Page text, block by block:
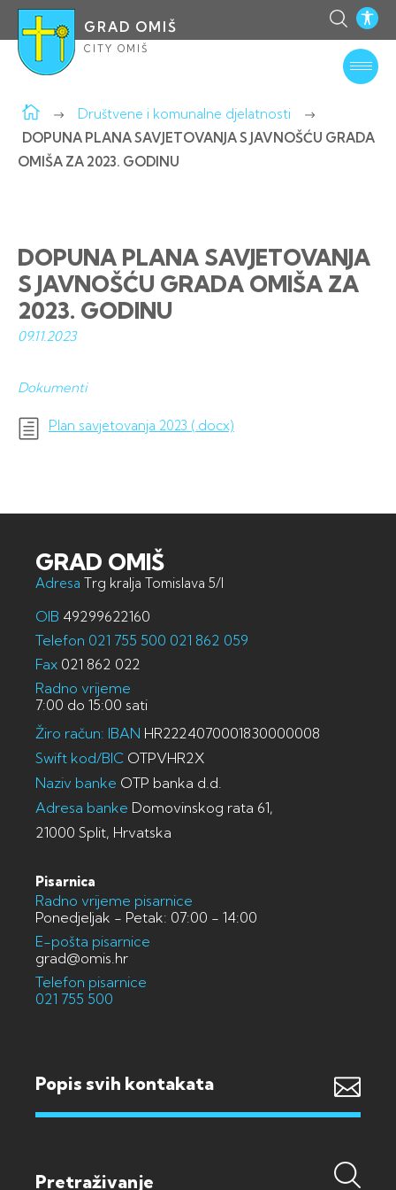
GRAD OMIŠ
CITY OMIŠ
Društvene i komunalne djelatnosti
DOPUNA PLANA SAVJETOVANJA S JAVNOŠĆU GRADA
OMIŠA ZA 2023. GODINU
DOPUNA PLANA SAVJETOVANJA
S JAVNOŠĆU GRADA OMIŠA ZA
2023. GODINU
09.11.2023
Dokumenti
Plan savjetovanja 2023 (.docx)
GRAD OMIŠ
Adresa Trg kralja Tomislava 5/I
OIB 49299622160
Telefon 021 755 500 021 862 059
Fax 021 862 022
Radno vrijeme
7:00 do 15:00 sati
Žiro račun: IBAN HR2224070001830000008
Swift kod/BIC OTPVHR2X
Naziv banke OTP banka d.d.
Adresa banke Domovinskog rata 61,
21000 Split, Hrvatska
Pisarnica
Radno vrijeme pisarnice
Ponedjeljak - Petak: 07:00 - 14:00
E-pošta pisarnice
grad@omis.hr
Telefon pisarnice
021 755 500
Popis svih kontakata